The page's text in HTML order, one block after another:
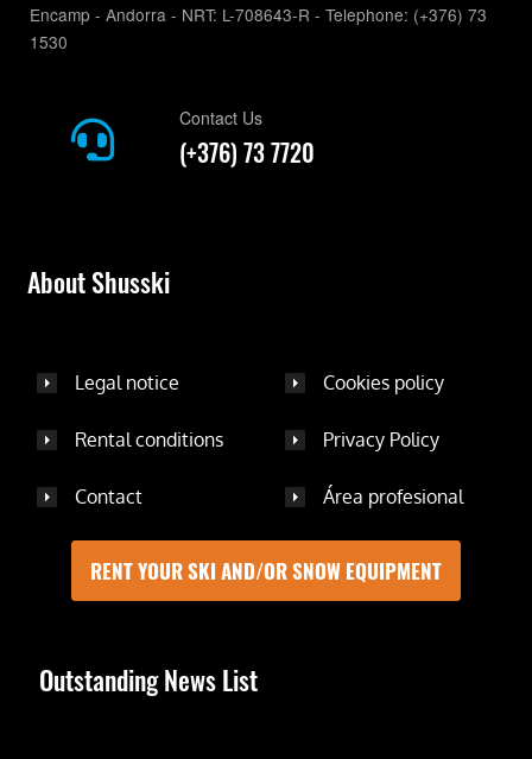
Encamp - Andorra - NRT: L-708643-R - Telephone: (+376) 73
1530
Contact Us
(+376) 73 7720
About Shusski
Legal notice Cookies policy
Rental conditions Privacy Policy
Contact Área profesional
RENT YOUR SKI AND/OR SNOW EQUIPMENT
Outstanding News List